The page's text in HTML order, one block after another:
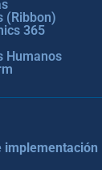
(Ribbon)
365
Humanos
implementación